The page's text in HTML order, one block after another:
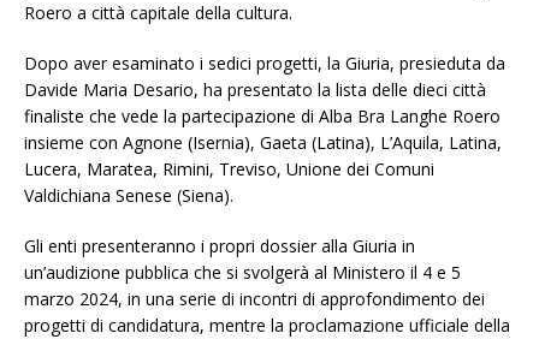
Roero a città capitale della cultura.
Dopo aver esaminato i sedici progetti, la Giuria, presieduta da
Davide Maria Desario, ha presentato la lista delle dieci città
finaliste che vede la partecipazione di Alba Bra Langhe Roero
insieme con Agnone (Isernia), Gaeta (Latina), L’Aquila, Latina,
Lucera, Maratea, Rimini, Treviso, Unione dei Comuni
Valdichiana Senese (Siena).
Gli enti presenteranno i propri dossier alla Giuria in
un’audizione pubblica che si svolgerà al Ministero il 4 e 5
marzo 2024, in una serie di incontri di approfondimento dei
progetti di candidatura, mentre la proclamazione ufficiale della